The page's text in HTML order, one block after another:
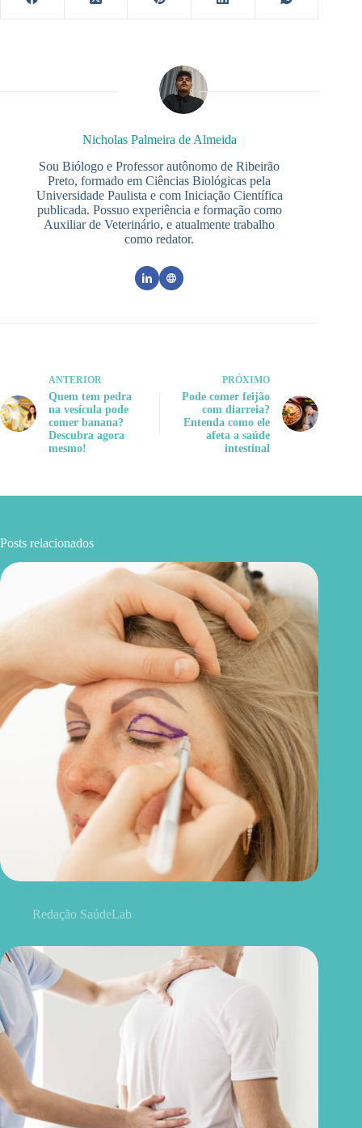
Nicholas Palmeira de Almeida
Sou Biólogo e Professor autônomo de Ribeirão
Preto, formado em Ciências Biológicas pela
Universidade Paulista e com Iniciação Científica
publicada. Possuo experiência e formação como
Auxiliar de Veterinário, e atualmente trabalho
como redator.
ANTERIOR
Quem tem pedra
na vesícula pode
comer banana?
Descubra agora
mesmo!
PRÓXIMO
Pode comer feijão
com diarreia?
Entenda como ele
afeta a saúde
intestinal
Posts relacionados
Redação SaúdeLab